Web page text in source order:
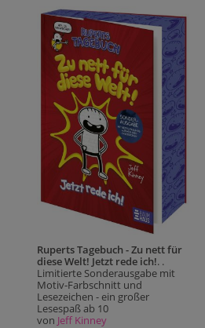
Ruperts Tagebuch - Zu nett für
diese Welt! Jetzt rede ich!. .
Limitierte Sonderausgabe mit
Motiv-Farbschnitt und
Lesezeichen - ein großer
Lesespaß ab 10
von Jeff Kinney